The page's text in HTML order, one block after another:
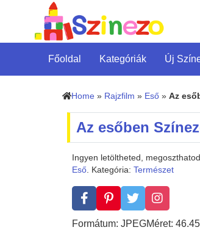
Főoldal Kategóriák Új
Home » Rajzfilm » Eső » Az
Az esőben
Ingyen letöltheted,
Eső. Kategória: Természet
Formátum: JPEGMéret: